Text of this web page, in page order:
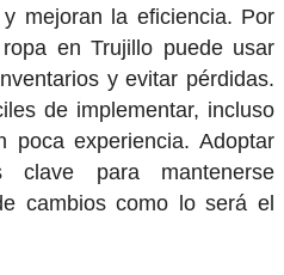
mejoran la eficiencia. Por
en Trujillo puede usar
y evitar pérdidas.
de implementar, incluso
poca experiencia. Adoptar
clave para mantenerse
cambios como lo será el